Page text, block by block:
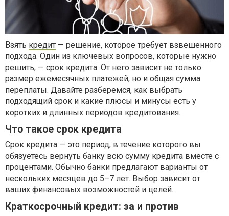
Взять кредит — решение, которое требует взвешенного
подхода. Один из ключевых вопросов, которые нужно
решить, — срок кредита. От него зависит не только
размер ежемесячных платежей, но и общая сумма
переплаты. Давайте разберемся, как выбрать
подходящий срок и какие плюсы и минусы есть у
коротких и длинных периодов кредитования.
Что такое срок кредита
Срок кредита — это период, в течение которого вы
обязуетесь вернуть банку всю сумму кредита вместе с
процентами. Обычно банки предлагают варианты от
нескольких месяцев до 5–7 лет. Выбор зависит от
ваших финансовых возможностей и целей.
Краткосрочный кредит: за и против